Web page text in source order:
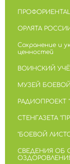
ОРЛЯТА
Сохранение и
ценностей
ВОИНСКИЙ
МУЗЕЙ
СТЕНГАЗЕТА
"БОЕВОЙ
СВЕДЕНИЯ ОБ